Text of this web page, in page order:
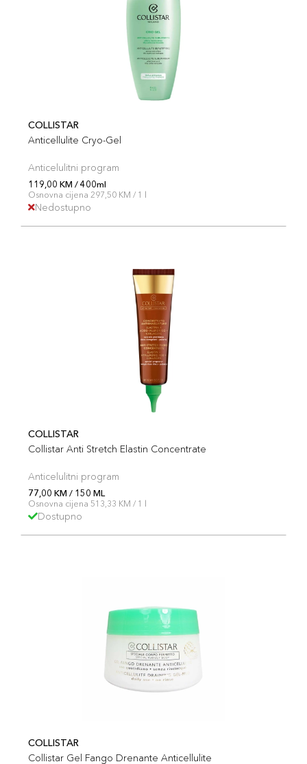
COLLISTAR
Anticellulite Cryo-Gel
Anticelulitni program
119,00 KM / 400ml
Osnovna cijena 297,50 KM / 1 l
Nedostupno
COLLISTAR
Collistar Anti Stretch Elastin Concentrate
Anticelulitni program
77,00 KM / 150 ML
Osnovna cijena 513,33 KM / 1 l
Dostupno
COLLISTAR
Collistar Gel Fango Drenante Anticellulite